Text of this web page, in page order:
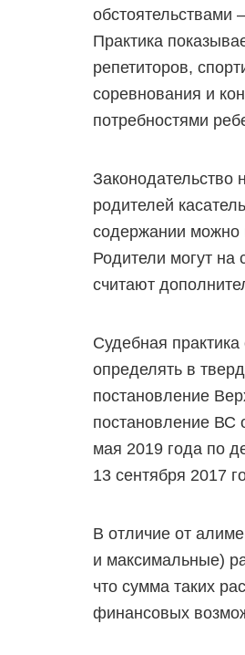
обстоятельствами
Практика
репетиторов,
соревнования и
потребностями
Законодательство
родителей
содержании можно
Родители могут на
считают
Судебная
определять в
постановление
постановление ВС
мая 2019 года по
13 сентября 2017
В отличие от
и максимальные)
что сумма таких
финансовых